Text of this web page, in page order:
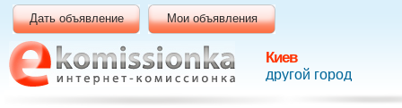
Киев
другой город
Дать объявление Мои объявления